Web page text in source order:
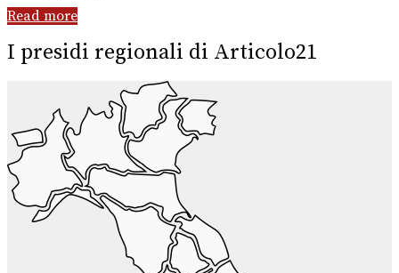
Read more
I presidi regionali di Articolo21